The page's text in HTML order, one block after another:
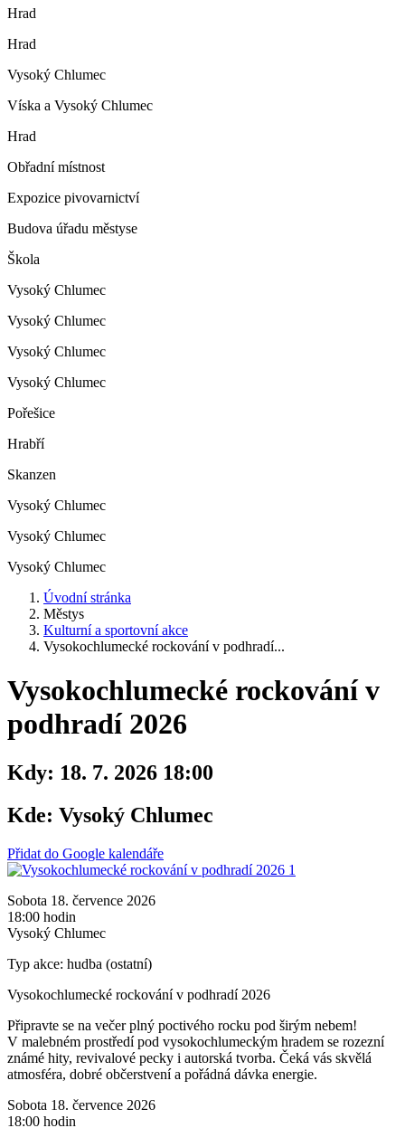
Hrad
Hrad
Vysoký Chlumec
Víska a Vysoký Chlumec
Hrad
Obřadní místnost
Expozice pivovarnictví
Budova úřadu městyse
Škola
Vysoký Chlumec
Vysoký Chlumec
Vysoký Chlumec
Vysoký Chlumec
Pořešice
Hrabří
Skanzen
Vysoký Chlumec
Vysoký Chlumec
Vysoký Chlumec
Úvodní stránka
Městys
Kulturní a sportovní akce
Vysokochlumecké rockování v podhradí...
Vysokochlumecké rockování v
podhradí 2026
Kdy: 18. 7. 2026 18:00
Kde: Vysoký Chlumec
Přidat do Google kalendáře
Sobota 18. července 2026
18:00 hodin
Vysoký Chlumec
Typ akce: hudba (ostatní)
Vysokochlumecké rockování v podhradí 2026
Připravte se na večer plný poctivého rocku pod širým nebem!
V malebném prostředí pod vysokochlumeckým hradem se rozezní
známé hity, revivalové pecky i autorská tvorba. Čeká vás skvělá
atmosféra, dobré občerstvení a pořádná dávka energie.
Sobota 18. července 2026
18:00 hodin